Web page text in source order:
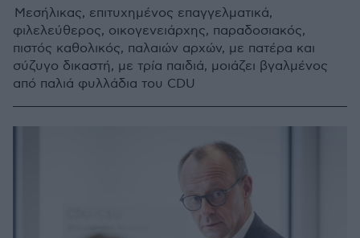
Μεσήλικας, επιτυχημένος επαγγελματικά,
φιλελεύθερος, οικογενειάρχης, παραδοσιακός,
πιστός καθολικός, παλαιών αρχών, με πατέρα και
σύζυγο δικαστή, με τρία παιδιά, μοιάζει βγαλμένος
από παλιά φυλλάδια του CDU